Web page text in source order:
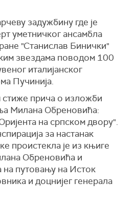
задужбину где је
уметничког ансамбла
"Станислав Бинички"
звездама поводом 100
италијанског
Пучинија.
прича о изложби
Милана Обреновића:
на српском двору".
за настанак
проистекла је из књиге
Обреновића и
на путовању на Исток
и доцнијег генерала